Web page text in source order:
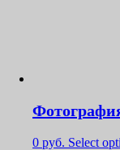
0 руб. Select